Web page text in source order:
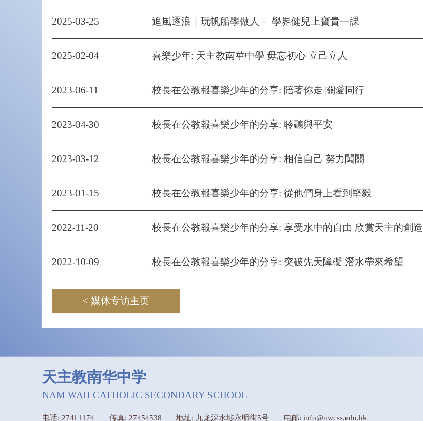
2025-03-25 追風逐浪｜玩帆船學做人－ 學界健兒上寶貴一課
2025-02-04 喜樂少年: 天主教南華中學 毋忘初心 立己立人
2023-06-11 校長在公教報喜樂少年的分享: 陪著你走 關愛同行
2023-04-30 校長在公教報喜樂少年的分享: 聆聽與平安
2023-03-12 校長在公教報喜樂少年的分享: 相信自己 努力闖關
2023-01-15 校長在公教報喜樂少年的分享: 從他們身上看到堅毅
2022-11-20 校長在公教報喜樂少年的分享: 享受水中的自由 欣賞天主的創造
2022-10-09 校長在公教報喜樂少年的分享: 突破先天障礙 潛水帶來希望
< 媒体专访主页
天主教南华中学
NAM WAH CATHOLIC SECONDARY SCHOOL
电话: 27411174 传真: 27454538 地址: 九龙深水埗永明街5号 电邮: info@nwcss.edu.hk